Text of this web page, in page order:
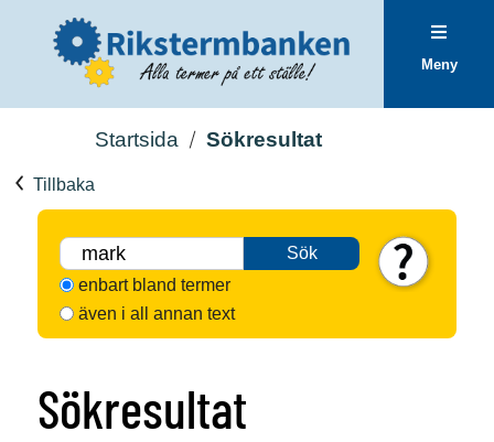
Meny
Startsida Sökresultat
Tillbaka
Sök
enbart bland termer
även i all annan text
Sökresultat